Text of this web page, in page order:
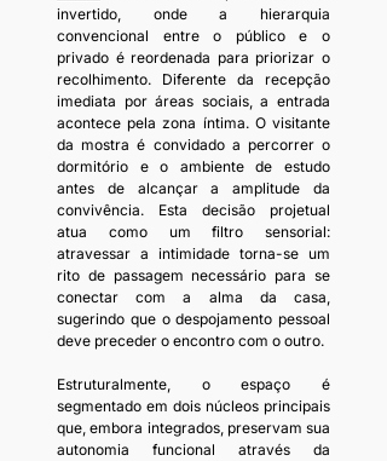
invertido, onde a hierarquia
convencional entre o público e o
privado é reordenada para priorizar o
recolhimento. Diferente da recepção
imediata por áreas sociais, a entrada
acontece pela zona íntima. O visitante
da mostra é convidado a percorrer o
dormitório e o ambiente de estudo
antes de alcançar a amplitude da
convivência. Esta decisão projetual
atua como um filtro sensorial:
atravessar a intimidade torna-se um
rito de passagem necessário para se
conectar com a alma da casa,
sugerindo que o despojamento pessoal
deve preceder o encontro com o outro.
Estruturalmente, o espaço é
segmentado em dois núcleos principais
que, embora integrados, preservam sua
autonomia funcional através da